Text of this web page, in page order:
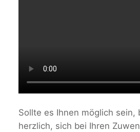
Sollte es Ihnen möglich sein,
herzlich, sich bei Ihren